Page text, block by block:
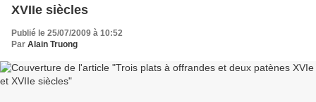
XVIIe siècles
Publié le 25/07/2009 à 10:52
Par Alain Truong